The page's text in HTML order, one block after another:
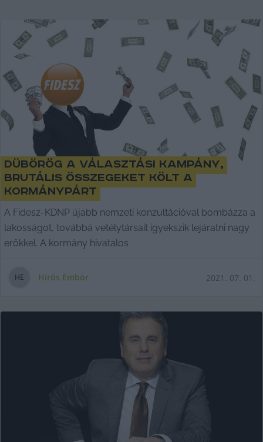
Dübörög a választási kampány,
brutális összegeket költ a
kormánypárt
A Fidesz-KDNP újabb nemzeti konzultációval bombázza a
lakosságot, továbbá vetélytársait igyekszik lejáratni nagy
erőkkel. A kormány hivatalos
HE Hírös Embör 2021. 07. 01.